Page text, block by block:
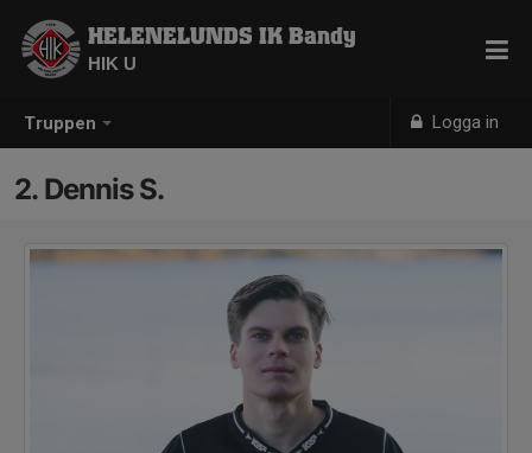
Truppen Logga in
HELENELUNDS IK Bandy
HIK U
2. Dennis S.